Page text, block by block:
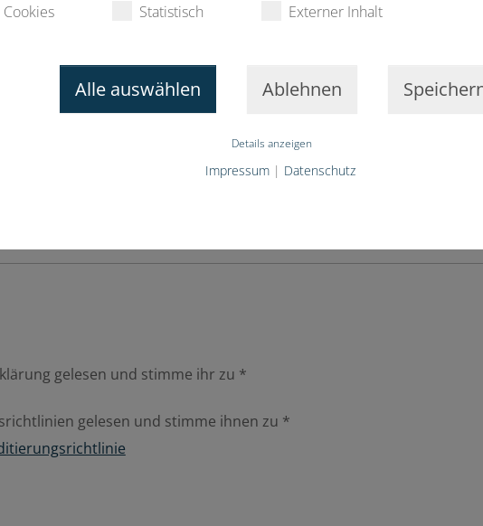
teilnehmen
teilnehmen
ein Interview führen. Bitte vermitteln Sie mir eine potenzielle
Pressemeldungen
gelesen und stimme ihr zu *
gelesen und stimme ihnen zu *
Statistisch Externer Inhalt
Alle auswählen Ablehnen
Details anzeigen
Impressum | Datenschutz